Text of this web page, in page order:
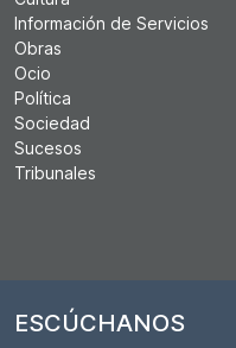
Información de Servicios
Obras
Ocio
Política
Sociedad
Sucesos
Tribunales
ESCÚCHANOS